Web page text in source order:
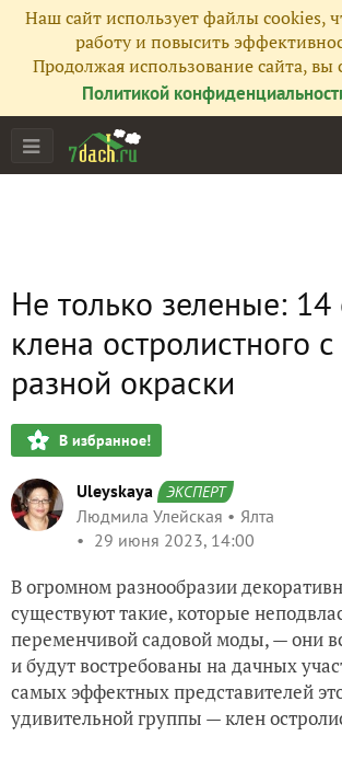
Наш сайт использует файлы cookies,
работу и повысить
Продолжая использование сайта, вы
Политикой
Не только зеленые: 14
клена остролистного
разной окраски
В избранное!
Uleyskaya ЭКСПЕРТ
Людмила Улейская
Ялта
29 июня 2023, 14:00
В огромном разнообразии
существуют такие, которые
переменчивой садовой моды, — они
и будут востребованы на дачных
самых эффектных представителей
удивительной группы — клен